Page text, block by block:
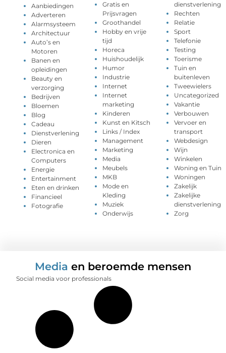
Aanbiedingen
Adverteren
Alarmsysteem
Architectuur
Auto’s en
Motoren
Banen en
opleidingen
Beauty en
verzorging
Bedrijven
Bloemen
Blog
Cadeau
Dienstverlening
Dieren
Electronica en
Computers
Energie
Entertainment
Eten en drinken
Financieel
Fotografie
Gratis en
Prijsvragen
Groothandel
Hobby en vrije
tijd
Horeca
Huishoudelijk
Humor
Industrie
Internet
Internet
marketing
Kinderen
Kunst en Kitsch
Links / Index
Management
Marketing
Media
Meubels
MKB
Mode en
Kleding
Muziek
Onderwijs
dienstverlening
Rechten
Relatie
Sport
Telefonie
Testing
Toerisme
Tuin en
buitenleven
Tweewielers
Uncategorized
Vakantie
Verbouwen
Vervoer en
transport
Webdesign
Wijn
Winkelen
Woning en Tuin
Woningen
Zakelijk
Zakelijke
dienstverlening
Zorg
Media en beroemde mensen
Social media voor professionals